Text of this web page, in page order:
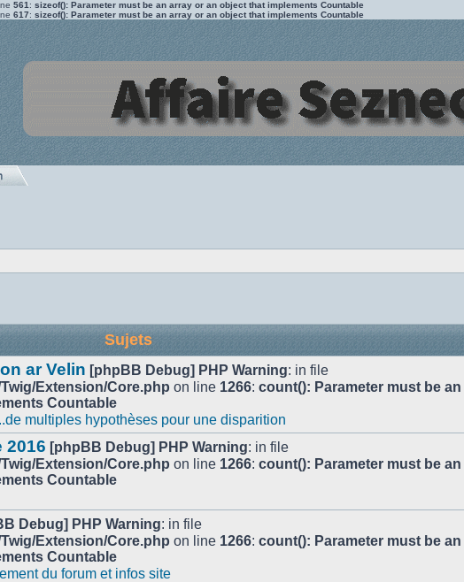
561 : sizeof(): Parameter must be an array or an object that implements Countable
617: sizeof(): Parameter must be an array or an object that implements Countable
Sujets
ar Velin [phpBB Debug] PHP Warning: in file
Extension/Core.php on line 1266: count(): Parameter must be an
Countable
multiples hypothèses pour une disparition
2016 [phpBB Debug] PHP Warning: in file
Extension/Core.php on line 1266: count(): Parameter must be an
Countable
Debug] PHP Warning: in file
Extension/Core.php on line 1266: count(): Parameter must be an
Countable
du forum et infos site